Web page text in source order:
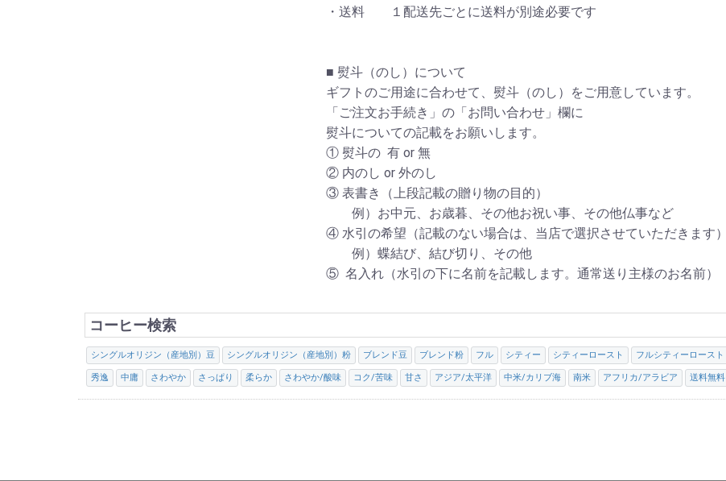
・送料 １配送先ごとに送料が別途必要です
■ 熨斗（のし）について
ギフトのご用途に合わせて、熨斗（のし）をご用意しています。
「ご注文お手続き」の「お問い合わせ」欄に
熨斗についての記載をお願いします。
① 熨斗の 有 or 無
② 内のし or 外のし
③ 表書き（上段記載の贈り物の目的）
例）お中元、お歳暮、その他お祝い事、その他仏事など
④ 水引の希望（記載のない場合は、当店で選択させていただきます）
例）蝶結び、結び切り、その他
⑤ 名入れ（水引の下に名前を記載します。通常送り主様のお名前）
コーヒー検索
シングルオリジン（産地別）豆 シングルオリジン（産地別）粉 ブレンド豆 ブレンド粉 フル シティー シティーロースト フルシティーロースト
秀逸 中庸 さわやか さっぱり 柔らか さわやか/酸味 コク/苦味 甘さ アジア/太平洋 中米/カリブ海 南米 アフリカ/アラビア 送料無料